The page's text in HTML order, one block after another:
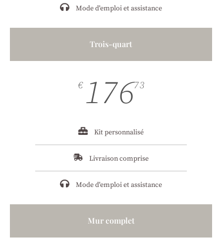
Mode d'emploi et assistance
Trois-quart
€ 17673
Kit personnalisé
Livraison comprise
Mode d'emploi et assistance
Mur complet